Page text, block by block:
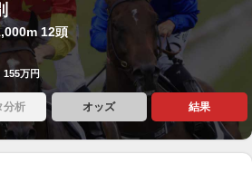
12頭
155万円
分析 オッズ 結果